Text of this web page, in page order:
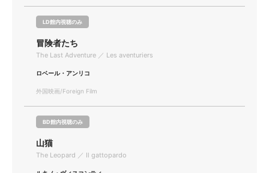
LD館内視聴のみ
冒険者たち
The Last Adventure ／ Les aventuriers
ロベール・アンリコ
外国映画/Foreign Film
BD館内視聴のみ
山猫
The Leopard ／ Il gattopardo